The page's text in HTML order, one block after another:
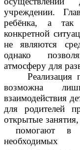
учреждении.
ребёнка, а так
конкретной
не являются
однако
атмосферу для
Реализация
возможна
взаимодействия
для родителей
открытые
помогают в
необходимых